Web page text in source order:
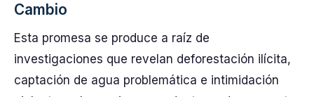
Cambio
Esta promesa se produce a raíz de
investigaciones que revelan deforestación ilícita,
captación de agua problemática e intimidación